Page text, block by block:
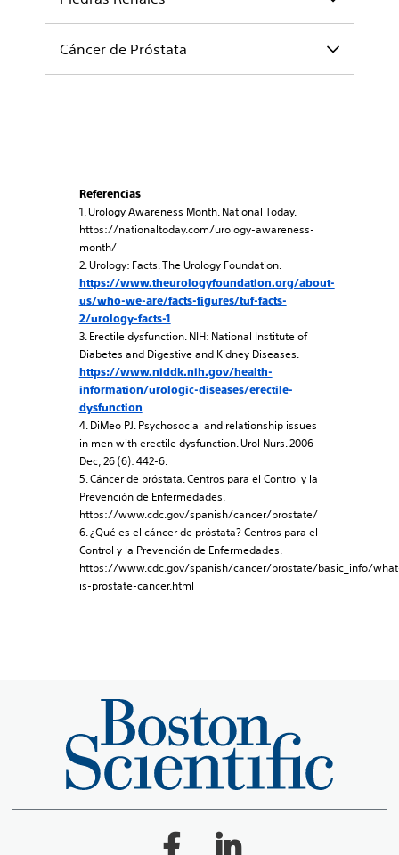
Cáncer de Próstata
Referencias
1. Urology Awareness Month. National Today.
https://nationaltoday.com/urology-awareness-
month/
2. Urology: Facts. The Urology Foundation.
https://www.theurologyfoundation.org/about-
us/who-we-are/facts-figures/tuf-facts-
2/urology-facts-1
3. Erectile dysfunction. NIH: National Institute of
Diabetes and Digestive and Kidney Diseases.
https://www.niddk.nih.gov/health-
information/urologic-diseases/erectile-
dysfunction
4. DiMeo PJ. Psychosocial and relationship issues
in men with erectile dysfunction. Urol Nurs. 2006
Dec; 26 (6): 442-6.
5. Cáncer de próstata. Centros para el Control y la
Prevención de Enfermedades.
https://www.cdc.gov/spanish/cancer/prostate/
6. ¿Qué es el cáncer de próstata? Centros para el
Control y la Prevención de Enfermedades.
https://www.cdc.gov/spanish/cancer/prostate/basic_info/
is-prostate-cancer.html